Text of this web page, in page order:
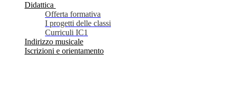
Didattica
Offerta formativa
I progetti delle classi
Curriculi IC1
Indirizzo musicale
Iscrizioni e orientamento